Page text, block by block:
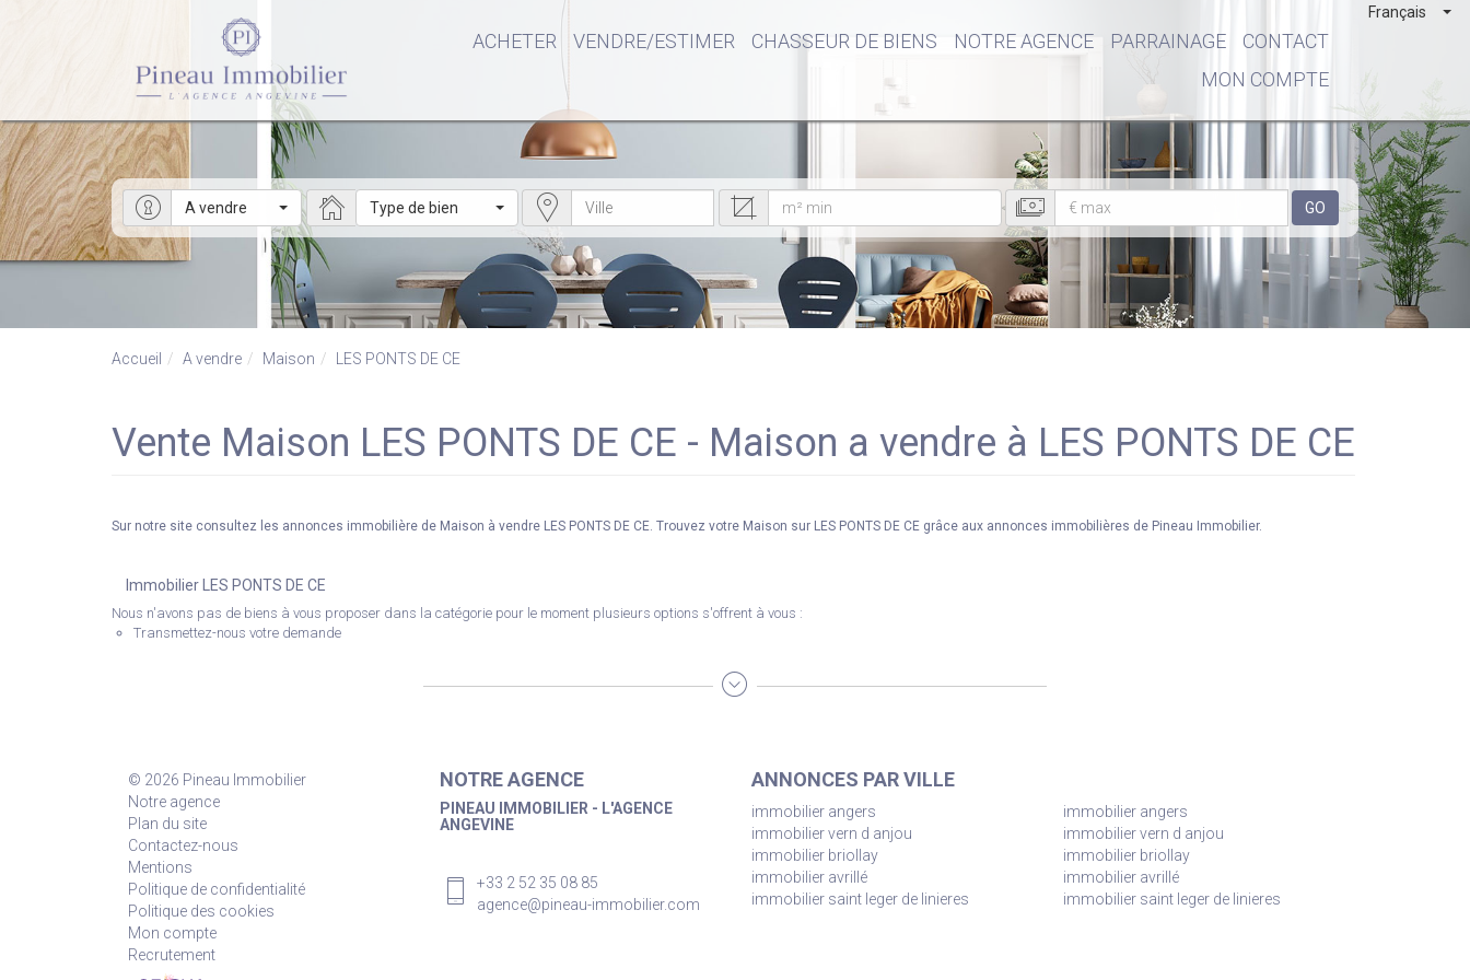
ACHETER VENDRE/ESTIMER CHASSEUR DE BIENS NOTRE AGENCE PARRAINAGE
CONTACT
MON COMPTE
Français
A vendre Type de bien GO
Accueil A vendre Maison LES PONTS DE CE
Vente Maison LES PONTS DE CE - Maison a vendre à LES PONTS DE CE
Sur notre site consultez les annonces immobilière de Maison à vendre LES PONTS DE CE. Trouvez votre Maison sur LES PONTS DE CE grâce aux annonces immobilières de Pineau Immobilier.
Immobilier LES PONTS DE CE
Nous n'avons pas de biens à vous proposer dans la catégorie pour le moment plusieurs options s'offrent à vous :
Transmettez-nous votre demande
© 2026 Pineau Immobilier
Notre agence
Plan du site
Contactez-nous
Mentions
Politique de confidentialité
Politique des cookies
Mon compte
Recrutement
NOTRE AGENCE
PINEAU IMMOBILIER - L'AGENCE
ANGEVINE
+33 2 52 35 08 85
agence@pineau-immobilier.com
ANNONCES PAR VILLE
immobilier angers
immobilier vern d anjou
immobilier briollay
immobilier avrillé
immobilier saint leger de linieres
immobilier angers
immobilier vern d anjou
immobilier briollay
immobilier avrillé
immobilier saint leger de linieres